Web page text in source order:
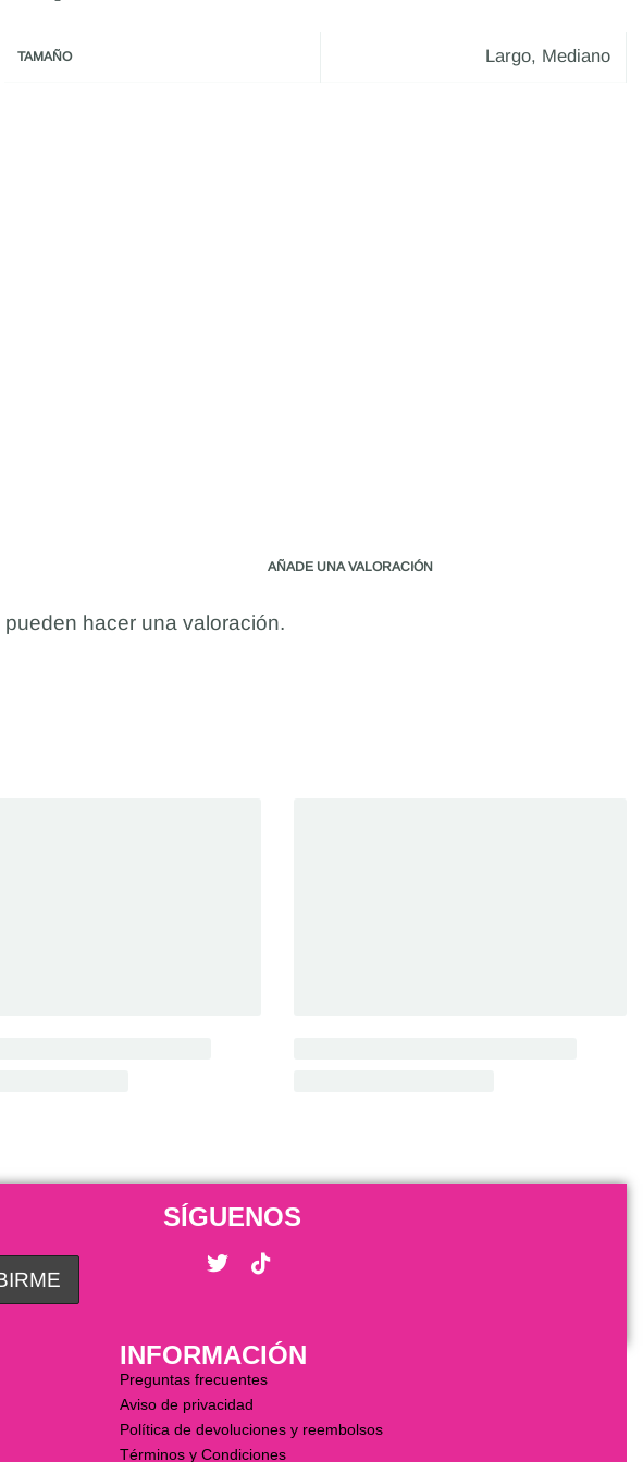
TAMAÑO Largo, Mediano
AÑADE UNA VALORACIÓN
hacer una valoración.
SÍGUENOS
INFORMACIÓN
Preguntas frecuentes
Aviso de privacidad
Política de devoluciones y reembolsos
Términos y Condiciones